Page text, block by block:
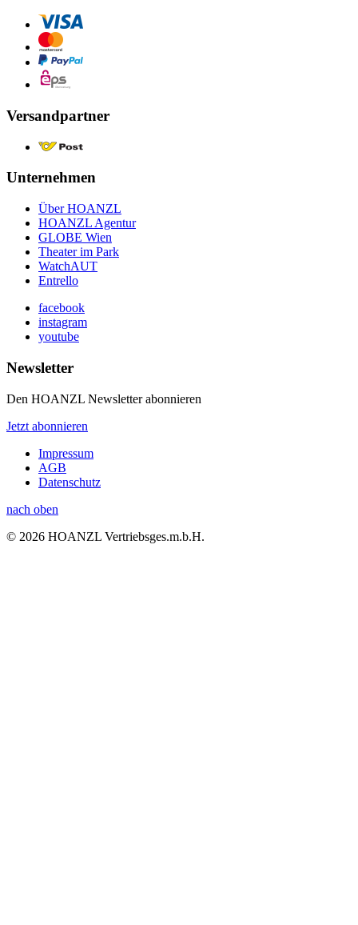
Versandpartner
Unternehmen
Über HOANZL
HOANZL Agentur
GLOBE Wien
Theater im Park
WatchAUT
Entrello
facebook
instagram
youtube
Newsletter
Den HOANZL Newsletter abonnieren
Jetzt abonnieren
Impressum
AGB
Datenschutz
nach oben
© 2026 HOANZL Vertriebsges.m.b.H.